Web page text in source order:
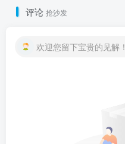
评论 抢沙发
欢迎您留下宝贵的见解！